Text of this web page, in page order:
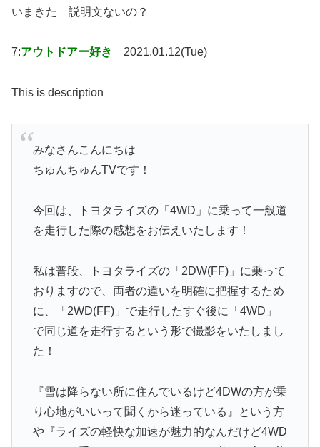
いまきた 説明文ないの？
7:アウトドアー好き 2021.01.12(Tue)
This is description
みなさんこんにちは
ちゅんちゅんTVです！
今回は、トヨタライズの「4WD」に乗って一般道
を走行した際の感想をお伝えいたします！
私は普段、トヨタライズの「2DW(FF)」に乗って
おりますので、両者の違いを明確に把握するため
に、「2WD(FF)」で走行したすぐ後に「4WD」
で同じ道を走行するという形で撮影をいたしまし
た！
『雪は降らない所に住んでいるけど4DWの方が乗
り心地がいいって聞くから迷っている』という方
や『ライズの軽快な加速が魅力的なんだけど4WD